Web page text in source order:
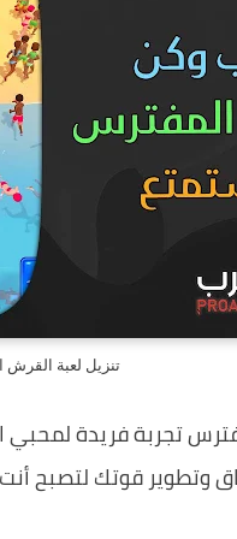
تنزيل لعبة
تجربة فريدة
وتطوير قوتك لتصبح